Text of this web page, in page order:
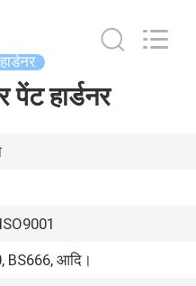
हार्डनर
BS666, आदि।